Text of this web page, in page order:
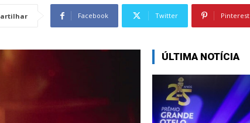
Facebook Twitter Pinterest
ÚLTIMA NOTÍCIA